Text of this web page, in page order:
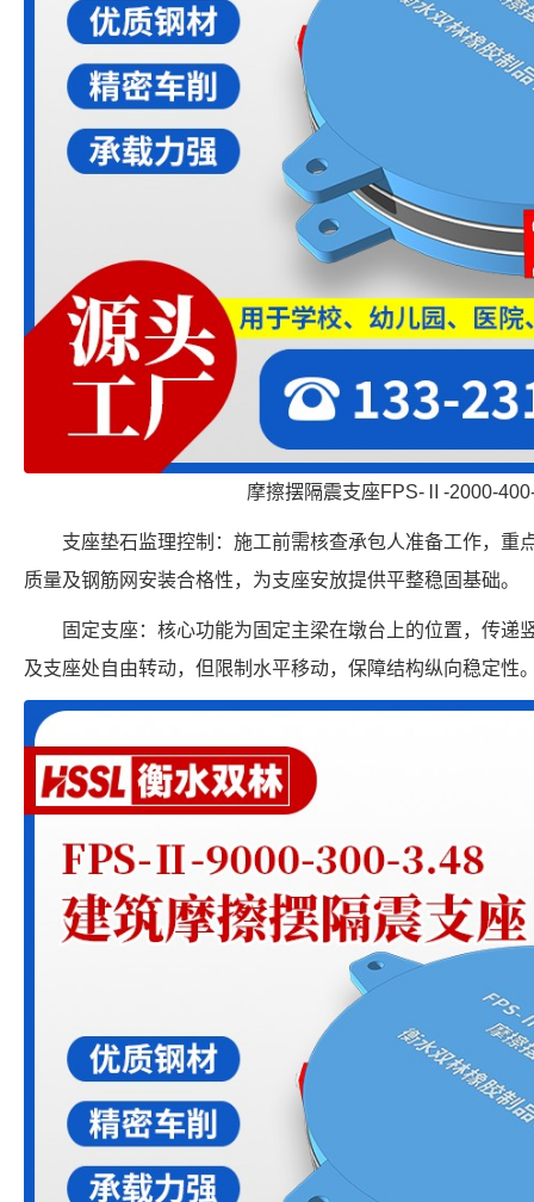
摩擦摆隔震支座FPS-Ⅱ-2000-
支座垫石监理控制：施工前需核查承包人准备工作，重
质量及钢筋网安装合格性，为支座安放提供平整稳固基础。
固定支座：核心功能为固定主梁在墩台上的位置，传递
及支座处自由转动，但限制水平移动，保障结构纵向稳定性